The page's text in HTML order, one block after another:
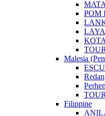
POM
Malesia
Filippine